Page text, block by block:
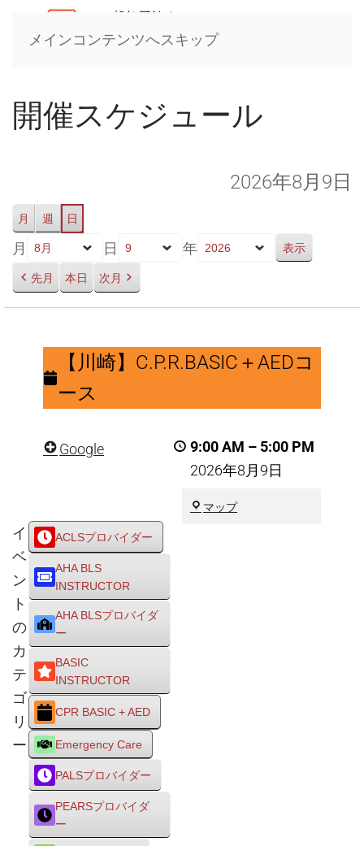
メインコンテンツへスキップ
開催スケジュール
2026年8月9日
月 週 日
月 日 年
先月 本日 次月
C.P.R.BASIC
【川崎】C.P.R.BASIC＋AEDコ
ース
9:00 AM – 5:00 PM
2026年8月9日
マップ川
Google
イ
ベ
ン
ト
の
カ
テ
ゴ
リ
ー
ACLSプロバイダー
AHA BLS
INSTRUCTOR
AHA BLSプロバイダ
ー
BASIC
INSTRUCTOR
CPR BASIC + AED
Emergency Care
PALSプロバイダー
PEARSプロバイダ
ー